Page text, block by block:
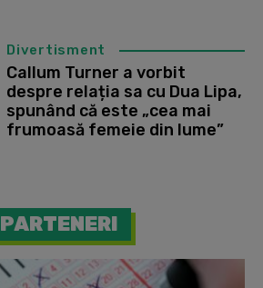
Divertisment
Callum Turner a vorbit
despre relația sa cu Dua Lipa,
spunând că este „cea mai
frumoasă femeie din lume”
PARTENERI